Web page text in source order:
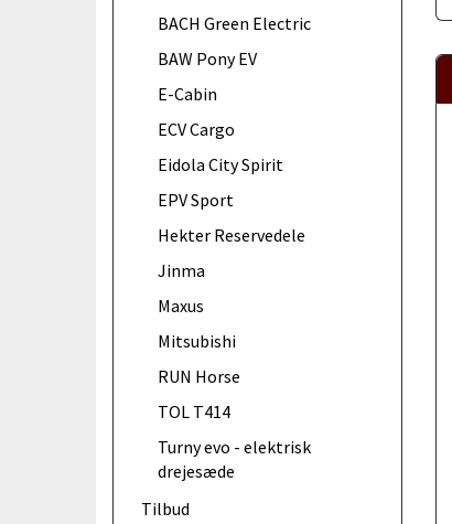
BACH Green Electric
BAW Pony EV
E-Cabin
ECV Cargo
Eidola City Spirit
EPV Sport
Hekter Reservedele
Jinma
Maxus
Mitsubishi
RUN Horse
TOL T414
Turny evo - elektrisk
drejesæde
Tilbud